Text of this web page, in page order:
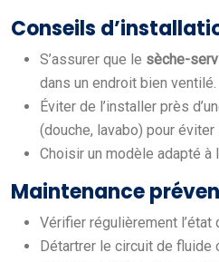
Conseils
S’assurer que le sèche-
dans un endroit bien ventilé.
Éviter de l’installer près
(douche, lavabo) pour
Choisir un modèle adapté à
Maintenance
Vérifier régulièrement l’état
Détartrer le circuit de fluide